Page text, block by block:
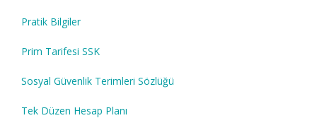
Pratik Bilgiler
Prim Tarifesi SSK
Sosyal Güvenlik Terimleri Sözlüğü
Tek Düzen Hesap Planı